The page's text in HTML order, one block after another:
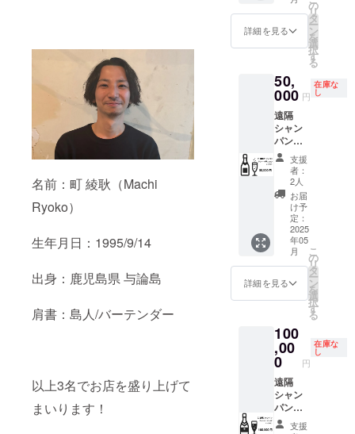
名前：町 綾耿（Machi
Ryoko）
生年月日：1995/9/14
出身：鹿児島県 与論島
肩書：島人/バーテンダー
以上3名でお店を盛り上げて
まいります！
お伺い
させて
頂きま
からで
もご支
援頂け
ます。
「※20歳
未満の
者によ
る飲酒
は法令
で禁止
されて
いま
す。飲
酒に関
わるリ
なので
20歳未
リター
ンを選
択でき
ませ
ん。」
グで支
援をし
た旨を
・有効
期間：
2025年
5月オー
プン
日〜
2026年
5月31日
までの1
年間
【ボト
ルキー
プ権】
～grenn
sound
キープ
概要～
プは定
数がご
ざいま
す。定
数を割
らない
限り新
規ボト
・クラ
ウド
ファン
細情報
をメー
ルにて
ご案内
しま
す。 ・
オリジ
ナル
ピック
付 ・ご
支援時
には
メール
アドレ
スのみ
お伺い
させて
込め
て、お
礼の動
画と共
セージ
をお送
りしま
す。
オープ
ン後、
店舗に
お越し
いただ
いて一
緒に乾
杯する
のも
OK。
green
sound
の
トから
遠隔
シャン
パン抜
栓ライ
ブ配信
をさせ
ていた
詳細を見る
の
リ
タ
ー
ン
を
選
択
す
る
50,
000 円
在庫な
し
遠隔
シャン
パン
（ド
ン・ペ
リニヨ
ン）
【お
礼の
メッ
セー
ジ】 感
謝の気
持ちを
込め
て、お
画メッ
セージ
をお送
りしま
す。
オープ
ン後、
店舗に
支援
者：
2人
お届
け予
定：
2025
年05
月
詳細を見る
こ
の
リ
タ
ー
ン
を
選
択
す
る
100
,00
0 円
在庫な
し
遠隔
シャン
パン
（アル
支援